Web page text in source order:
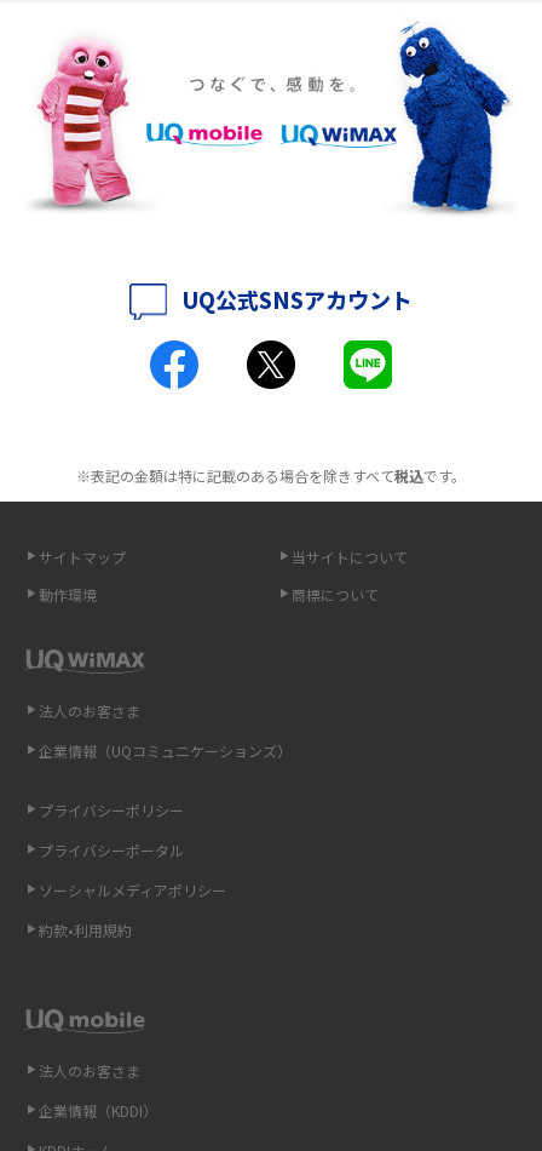
ポケット型Wi-Fiをレンタルするメリットとは？選び方や向いている方の特
徴も紹介
持ち運びできるポケット型Wi-Fiのおススメの選び方は？メリット・デメリ
ットも紹介
ポケット型Wi-Fiとは？通信の仕組みやメリット・デメリットを解説
工事不要！置くだけWi-Fiの特徴は？メリット・デメリットや選び方を解説
介
ポケット型Wi-Fi（モバイルWi-Fi）とは？おススメする方の特徴や選び方を
点も解説
ギガバイト（GB）とは？1GBの目安やギガが足りない時の対処法を紹介
Wi-Fi 6とは？Wi-Fi 5との違いやメリットと注意点、規格の種類も解説
光ファイバーとは？仕組みやメリット・デメリットを初心者向けにわかり
やすく解説
UQ公式SNSアカウント
※表記の金額は特に記載のある場合を除きすべて税込です。
サイトマップ
当サイトについて
動作環境
商標について
法人のお客さま
企業情報（KDDI）
法人のお客さま
企業情報（UQコミュニケーションズ）
プライバシーポリシー
プライバシーポータル
ソーシャルメディアポリシー
約款•利用規約